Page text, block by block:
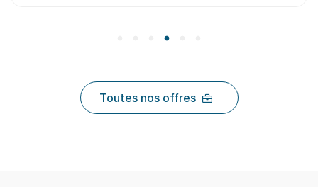
Toutes nos offres